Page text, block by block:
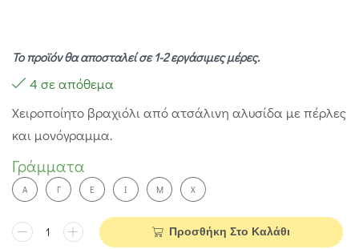
Το προϊόν θα αποσταλεί σε 1-2 εργάσιμες μέρες.
4 σε απόθεμα
Χειροποίητο βραχιόλι από ατσάλινη αλυσίδα με πέρλες
και μονόγραμμα.
Γράμματα
A Γ Ε Ι Μ Χ
Προσθήκη Στο Καλάθι